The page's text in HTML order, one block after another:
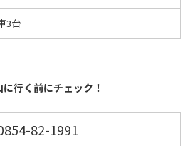
3台
行く前にチェック！
82-1991